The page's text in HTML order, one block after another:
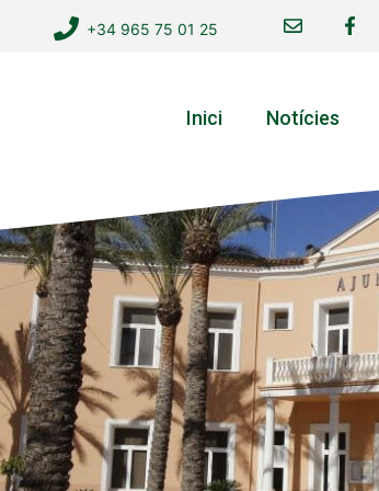
+34 965 75 01 25
Inici Notícies